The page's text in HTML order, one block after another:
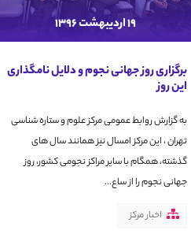
19 اردیبهشت 1396
برگزاری روز جهانی نجوم و دلایل نامگذاری
این روز
به گزارش روابط عمومی مرکز علوم و ستاره شناسی
تهران ، این مرکز امسال نیز همانند سال های
گذشته، همگام با سایر مراکز نجومی کشور، روز
جهانی نجوم را از ساع...
اخبار مرکز